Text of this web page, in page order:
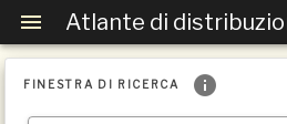
Atlante di
FINESTRA DI RICERCA